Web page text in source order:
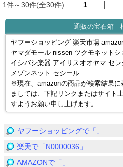
1件～30件(全30件) 1
通販の宝石箱
ヤフーショッピング 楽天市場
ヤマダモール nissen ツクモネット
イシバシ楽器 アイリスオオヤマ セ
メゾンネット セシール
※現在、amazonの商品が検索結果に
ましては、下記リンクまたはサイト
すようお願い申し上げます。
ヤフーショッピングで「」
楽天で「N0000036」
AMAZONで「」